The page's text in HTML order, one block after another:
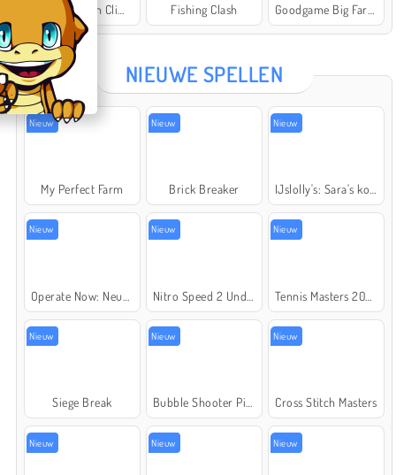
Star Stable Fishing Clash
NIEUWE SPELLEN
Nieuw
My Perfect Farm
Nieuw
Brick Breaker
Nieuw
Nieuw Nieuw Nieuw
Nieuw
Siege Break
Nieuw Nieuw
Cross Stitch Masters
Nieuw Nieuw Nieuw